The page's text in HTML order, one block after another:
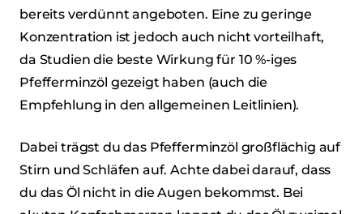
bereits verdünnt angeboten. Eine zu geringe
Konzentration ist jedoch auch nicht vorteilhaft,
da Studien die beste Wirkung für 10 %-iges
Pfefferminzöl gezeigt haben (auch die
Empfehlung in den allgemeinen Leitlinien).
Dabei trägst du das Pfefferminzöl großflächig auf
Stirn und Schläfen auf. Achte dabei darauf, dass
du das Öl nicht in die Augen bekommst. Bei